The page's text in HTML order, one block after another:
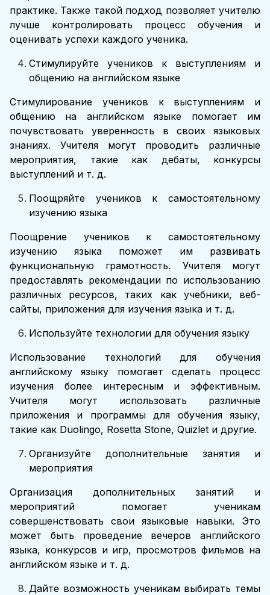
практике. Также такой подход позволяет учителю
лучше контролировать процесс обучения и
оценивать успехи каждого ученика.
Стимулируйте учеников к выступлениям и
общению на английском языке
Стимулирование учеников к выступлениям и
общению на английском языке помогает им
почувствовать уверенность в своих языковых
знаниях. Учителя могут проводить различные
мероприятия, такие как дебаты, конкурсы
выступлений и т. д.
Поощряйте учеников к самостоятельному
изучению языка
Поощрение учеников к самостоятельному
изучению языка поможет им развивать
функциональную грамотность. Учителя могут
предоставлять рекомендации по использованию
различных ресурсов, таких как учебники, веб-
сайты, приложения для изучения языка и т. д.
Используйте технологии для обучения языку
Использование технологий для обучения
английскому языку помогает сделать процесс
изучения более интересным и эффективным.
Учителя могут использовать различные
приложения и программы для обучения языку,
такие как Duolingo, Rosetta Stone, Quizlet и другие.
Организуйте дополнительные занятия и
мероприятия
Организация дополнительных занятий и
мероприятий помогает ученикам
совершенствовать свои языковые навыки. Это
может быть проведение вечеров английского
языка, конкурсов и игр, просмотров фильмов на
английском языке и т. д.
Дайте возможность ученикам выбирать темы